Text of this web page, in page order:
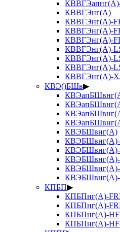
КВВГЭнг(А)
КВВГЭнг(А)-
КВВГЭнг(А)-
КВВГЭнг(А)-
КВВГЭнг(А)-
КВВГЭнг(А)-
КВВГЭнг(А)-
КВВГЭнг(А)-
КВЭ()БШв▶
КВЭБШвнг(А)
КВЭБШвнг(А)-
КВЭБШвнг(А)-
КВЭБШвнг(А)-
КПБП▶
КПБПнг(А)-
КПБПнг(А)-
КПБПнг(А)-HF
КПБПнг(А)-